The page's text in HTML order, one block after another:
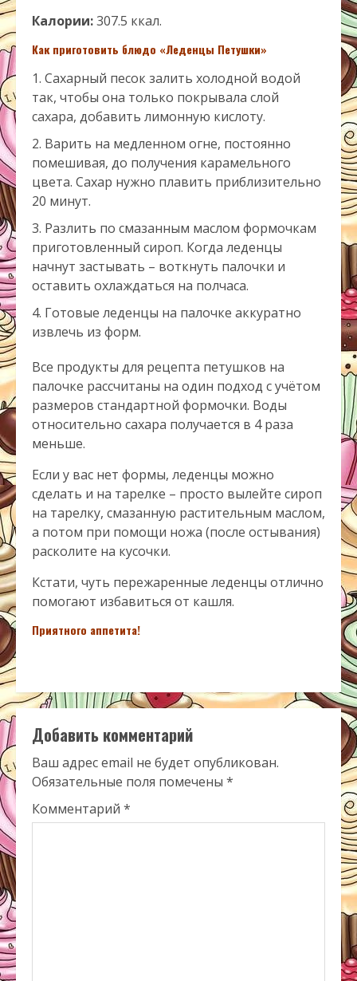
Калории:307.5 ккал.
Как приготовить блюдо «Леденцы Петушки»
Сахарный песок залить холодной водой
так, чтобы она только покрывала слой
сахара, добавить лимонную кислоту.
Варить на медленном огне, постоянно
помешивая, до получения карамельного
цвета. Сахар нужно плавить приблизительно
20 минут.
Разлить по смазанным маслом формочкам
приготовленный сироп. Когда леденцы
начнут застывать – воткнуть палочки и
оставить охлаждаться на полчаса.
Готовые леденцы на палочке аккуратно
извлечь из форм.
Все продукты для рецепта петушков на
палочке рассчитаны на один подход с учётом
размеров стандартной формочки. Воды
относительно сахара получается в 4 раза
меньше.
Если у вас нет формы, леденцы можно
сделать и на тарелке – просто вылейте сироп
на тарелку, смазанную растительным маслом,
а потом при помощи ножа (после остывания)
расколите на кусочки.
Кстати, чуть пережаренные леденцы отлично
помогают избавиться от кашля.
Приятного аппетита!
Добавить комментарий
Ваш адрес email не будет опубликован.
Обязательные поля помечены *
Комментарий *